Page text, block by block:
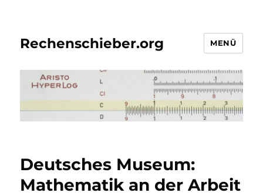
Rechenschieber.org MENÜ
Deutsches Museum:
Mathematik an der Arbeit